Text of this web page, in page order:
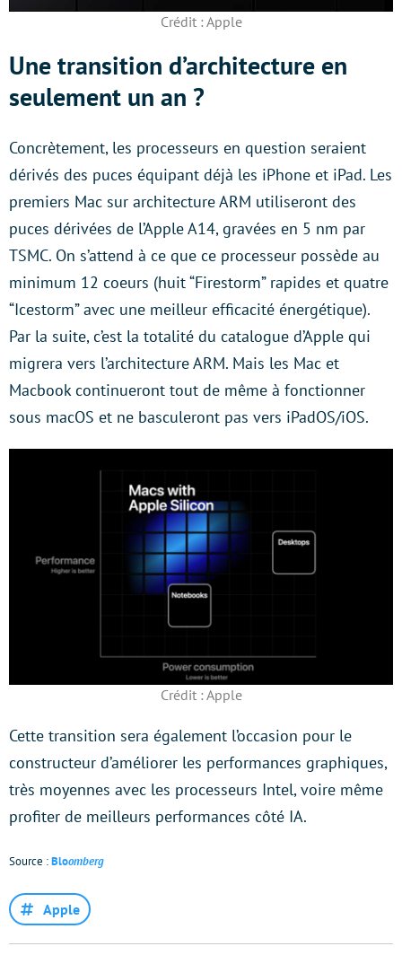
Crédit : Apple
Une transition d’architecture en
seulement un an ?
Concrètement, les processeurs en question seraient
dérivés des puces équipant déjà les iPhone et iPad. Les
premiers Mac sur architecture ARM utiliseront des
puces dérivées de l’Apple A14, gravées en 5 nm par
TSMC. On s’attend à ce que ce processeur possède au
minimum 12 coeurs (huit “Firestorm” rapides et quatre
“Icestorm” avec une meilleur efficacité énergétique).
Par la suite, c’est la totalité du catalogue d’Apple qui
migrera vers l’architecture ARM. Mais les Mac et
Macbook continueront tout de même à fonctionner
sous macOS et ne basculeront pas vers iPadOS/iOS.
Crédit : Apple
Cette transition sera également l’occasion pour le
constructeur d’améliorer les performances graphiques,
très moyennes avec les processeurs Intel, voire même
profiter de meilleurs performances côté IA.
Source :Bloomberg
Apple